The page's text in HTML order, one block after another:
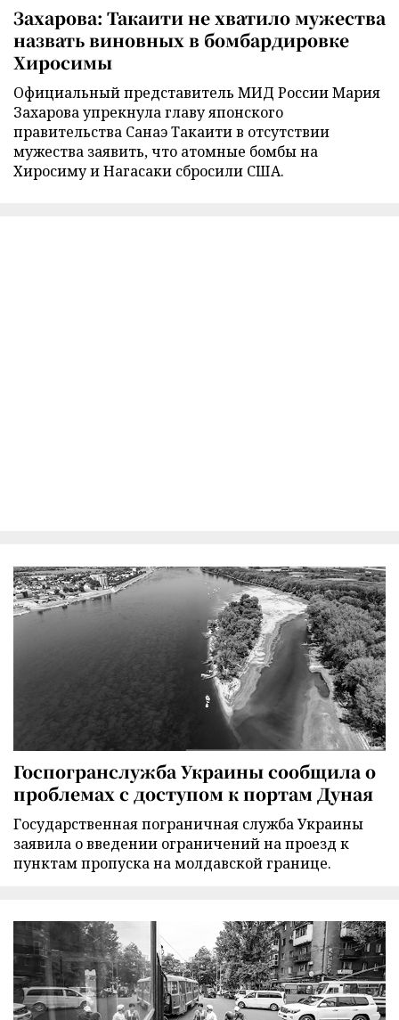
Захарова: Такаити не хватило мужества
назвать виновных в бомбардировке
Хиросимы
Официальный представитель МИД России Мария
Захарова упрекнула главу японского
правительства Санаэ Такаити в отсутствии
мужества заявить, что атомные бомбы на
Хиросиму и Нагасаки сбросили США.
Госпогранслужба Украины сообщила о
проблемах с доступом к портам Дуная
Государственная пограничная служба Украины
заявила о введении ограничений на проезд к
пунктам пропуска на молдавской границе.